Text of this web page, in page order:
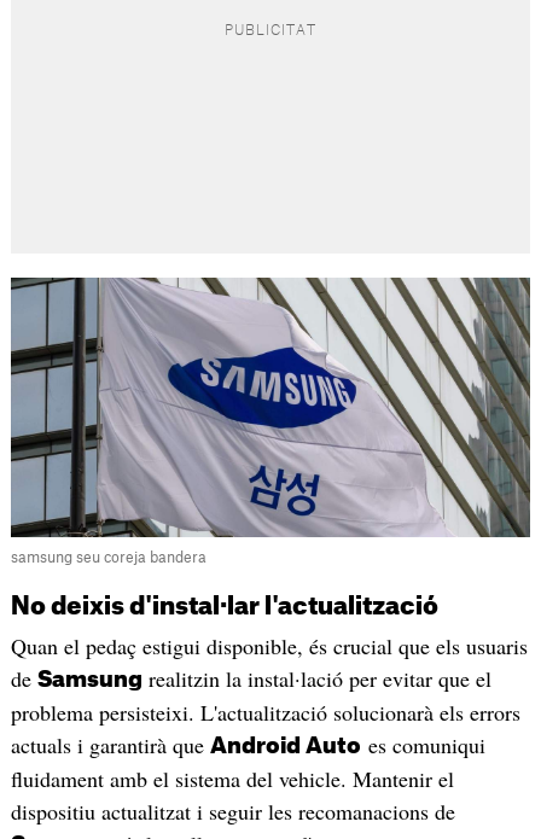
samsung seu coreja bandera
No deixis d'instal·lar l'actualització
Quan el pedaç estigui disponible, és crucial que els usuaris
de Samsung realitzin la instal·lació per evitar que el
problema persisteixi. L'actualització solucionarà els errors
actuals i garantirà que Android Auto es comuniqui
fluidament amb el sistema del vehicle. Mantenir el
dispositiu actualitzat i seguir les recomanacions de